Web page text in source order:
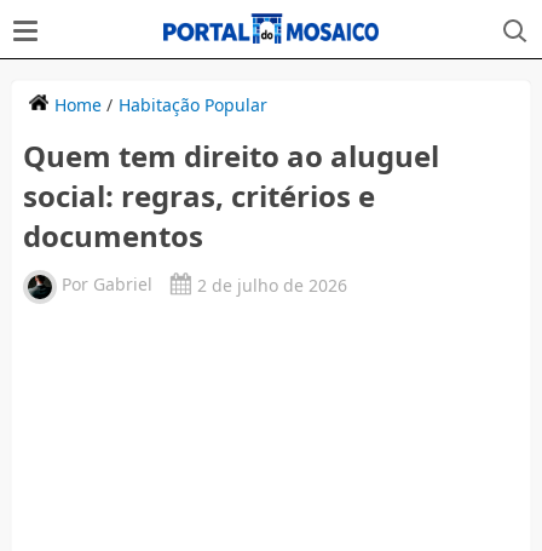
Home/ Habitação Popular
Quem tem direito ao aluguel
social: regras, critérios e
documentos
Por Gabriel 2 de julho de 2026